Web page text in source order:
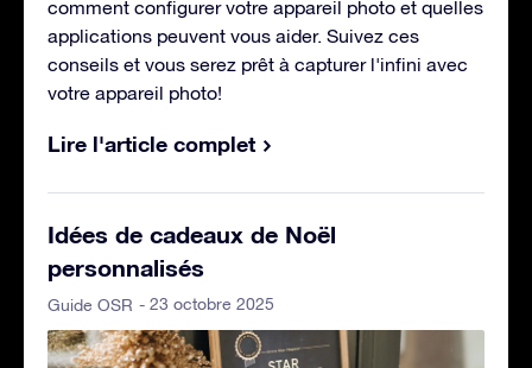
comment configurer votre appareil photo et quelles
applications peuvent vous aider. Suivez ces
conseils et vous serez prêt à capturer l'infini avec
votre appareil photo!
Lire l'article complet
Idées de cadeaux de Noël
personnalisés
Guide OSR - 23 octobre 2025